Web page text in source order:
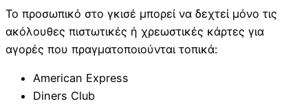
Το προσωπικό στο γκισέ μπορεί να δεχτεί μόνο τις
ακόλουθες πιστωτικές ή χρεωστικές κάρτες για
αγορές που πραγματοποιούνται τοπικά:
American Express
Diners Club